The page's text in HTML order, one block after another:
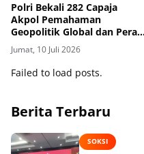
Polri Bekali 282 Capaja
Akpol Pemahaman
Geopolitik Global dan Peran
Strategis Menjaga Stabilitas
Nasional
Jumat, 10 Juli 2026
Failed to load posts.
Berita Terbaru
SOKSI